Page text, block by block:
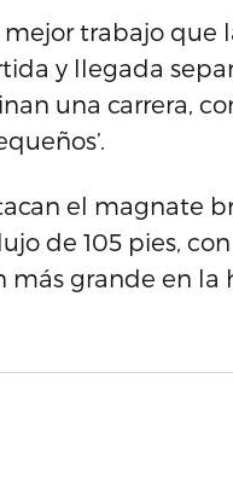
trabajo que
y llegada
una carrera,
el magnate
de 105 pies,
grande en